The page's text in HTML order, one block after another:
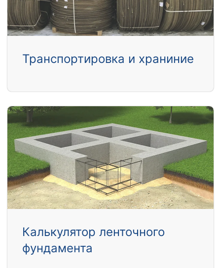
Транспортировка и храниние
Калькулятор ленточного
фундамента